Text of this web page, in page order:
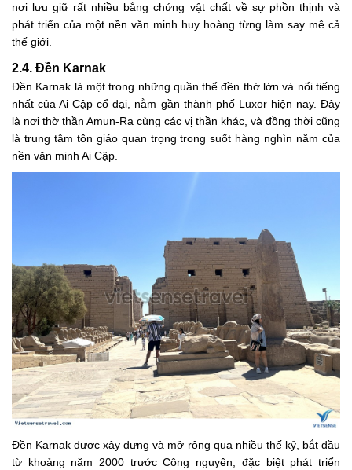
nơi lưu giữ rất nhiều bằng chứng vật chất về sự phồn thịnh và
phát triển của một nền văn minh huy hoàng từng làm say mê cả
thế giới.
2.4. Đền Karnak
Đền Karnak là một trong những quần thể đền thờ lớn và nổi tiếng
nhất của Ai Cập cổ đại, nằm gần thành phố Luxor hiện nay. Đây
là nơi thờ thần Amun-Ra cùng các vị thần khác, và đồng thời cũng
là trung tâm tôn giáo quan trọng trong suốt hàng nghìn năm của
nền văn minh Ai Cập.
Đền Karnak được xây dựng và mở rộng qua nhiều thế kỷ, bắt đầu
từ khoảng năm 2000 trước Công nguyên, đặc biệt phát triển